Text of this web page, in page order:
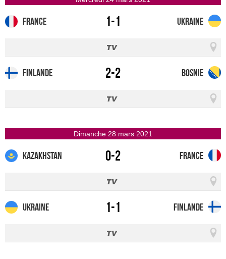
France 1-1 Ukraine
Finlande 2-2 Bosnie
dimanche 28 mars 2021
Kazakhstan 0-2 France
Ukraine 1-1 Finlande